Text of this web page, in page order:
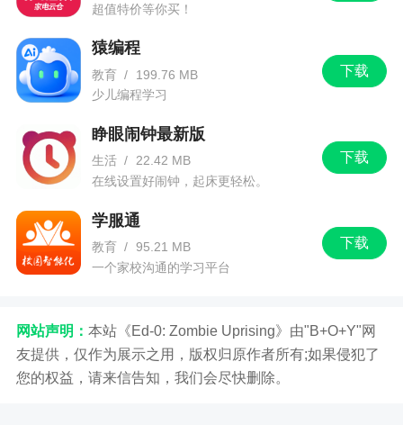
超值特价等你买！
下载
猿编程
教育 /
199.76 MB
少儿编程学习
下载
睁眼闹钟最新版
生活 /
22.42 MB
在线设置好闹钟，起床更轻松。
下载
学服通
教育 / 95.21 MB
一个家校沟通的学习平台
网站声明： 本站《Ed-0: Zombie Uprising》由"B+O+Y"网
友提供，仅作为展示之用，版权归原作者所有;如果侵犯了
您的权益，请来信告知，我们会尽快删除。